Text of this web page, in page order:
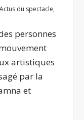
Actus du spectacle,
personnes
artistiques
par la
et